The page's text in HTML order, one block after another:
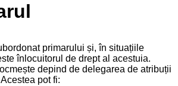
primarului și, în situațiile
înlocuitorul de drept al acestuia.
depind de delegarea de atribuții
pot fi: